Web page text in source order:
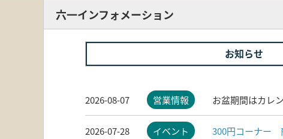
六一インフォメーション
お知らせ
2026-08-07 営業情報 お盆期間はカレ
2026-07-28 イベント 300円コーナー